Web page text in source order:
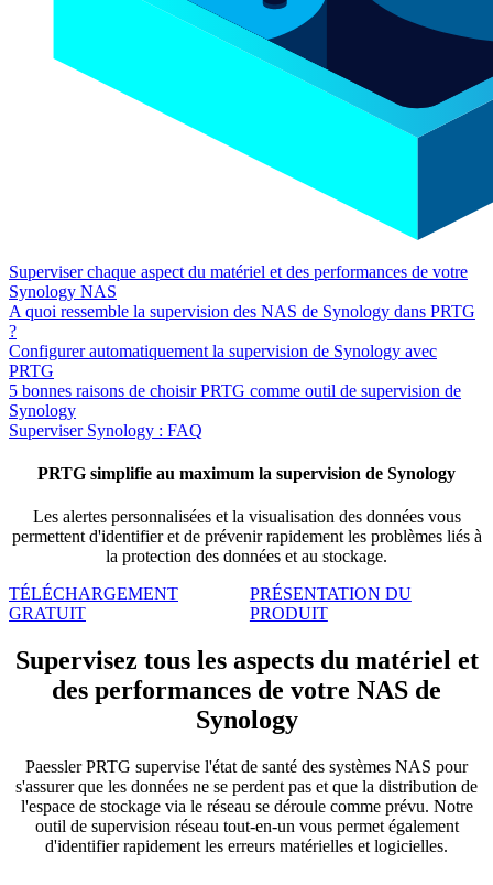
Superviser chaque aspect du matériel et des performances de votre
Synology NAS
A quoi ressemble la supervision des NAS de Synology dans PRTG
?
Configurer automatiquement la supervision de Synology avec
PRTG
5 bonnes raisons de choisir PRTG comme outil de supervision de
Synology
Superviser Synology : FAQ
PRTG simplifie au maximum la supervision de Synology
Les alertes personnalisées et la visualisation des données vous
permettent d'identifier et de prévenir rapidement les problèmes liés à
la protection des données et au stockage.
TÉLÉCHARGEMENT
GRATUIT
PRÉSENTATION DU
PRODUIT
Supervisez tous les aspects du matériel et
des performances de votre NAS de
Synology
Paessler PRTG supervise l'état de santé des systèmes NAS pour
s'assurer que les données ne se perdent pas et que la distribution de
l'espace de stockage via le réseau se déroule comme prévu. Notre
outil de supervision réseau tout-en-un vous permet également
d'identifier rapidement les erreurs matérielles et logicielles.